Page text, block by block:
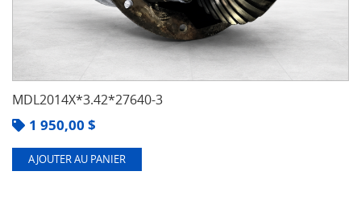
MDL2014X*3.42*27640-3
1 950,00 $
AJOUTER AU PANIER